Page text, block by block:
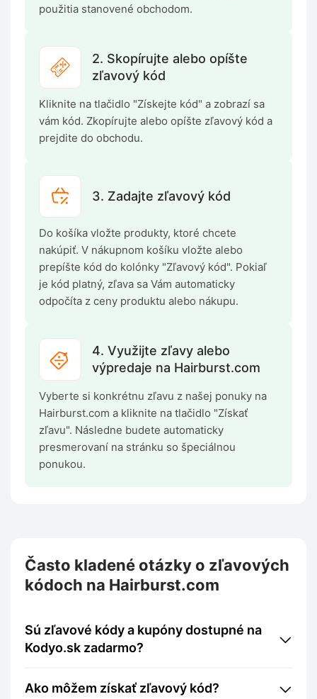
použitia stanovené obchodom.
2. Skopírujte alebo opíšte
zľavový kód
Kliknite na tlačidlo "Získejte kód" a zobrazí sa
vám kód. Zkopírujte alebo opíšte zľavový kód a
prejdite do obchodu.
3. Zadajte zľavový kód
Do košíka vložte produkty, ktoré chcete
nakúpiť. V nákupnom košíku vložte alebo
prepíšte kód do kolónky "Zľavový kód". Pokiaľ
je kód platný, zľava sa Vám automaticky
odpočíta z ceny produktu alebo nákupu.
4. Využijte zľavy alebo
výpredaje na Hairburst.com
Vyberte si konkrétnu zľavu z našej ponuky na
Hairburst.com a kliknite na tlačidlo "Získať
zľavu". Následne budete automaticky
presmerovaní na stránku so špeciálnou
ponukou.
Často kladené otázky o zľavových
kódoch na Hairburst.com
Sú zľavové kódy a kupóny dostupné na
Kodyo.sk zadarmo?
Ako môžem získať zľavový kód?